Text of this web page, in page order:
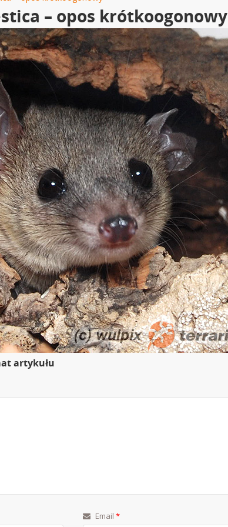
– opos krótkoogonowy
artykułu
Email *